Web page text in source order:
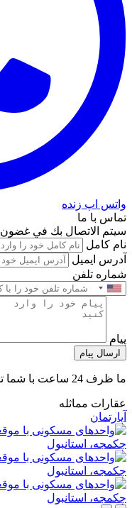
واتس اپ زنده
تماس با ما
سيتم الاتصال بك في غضون 24 ساعة.
نام کامل
آدرس ایمیل
شماره تلفن
پیام
ارسال پیام
ما ظرف 24 ساعت با شما تماس خواهیم گرفت.
عقارات مماثله
آپارتمان